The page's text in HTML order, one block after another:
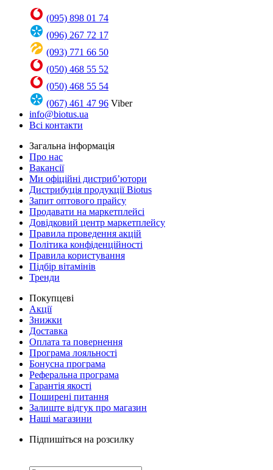
(095) 898 01 74
(096) 267 72 17
(093) 771 66 50
(050) 468 55 52
(050) 468 55 54
(067) 461 47 96 Viber
info@biotus.ua
Всі контакти
Загальна інформація
Про нас
Вакансії
Ми офіційні дистриб’ютори
Дистрибуція продукції Biotus
Запит оптового прайсу
Продавати на маркетплейсі
Довідковий центр маркетплейсу
Правила проведення акцій
Політика конфіденційності
Правила користування
Підбір вітамінів
Тренди
Покупцеві
Акції
Знижки
Доставка
Оплата та повернення
Програма лояльності
Бонусна програма
Реферальна програма
Гарантія якості
Поширені питання
Залиште відгук про магазин
Наші магазини
Підпишіться на розсилку